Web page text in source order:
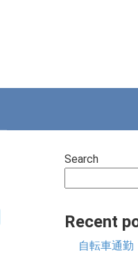
Search
Recent
自転車通勤